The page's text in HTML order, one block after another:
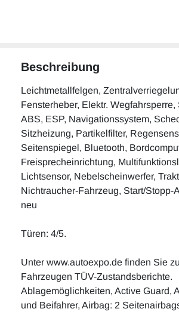
Beschreibung
Leichtmetallfelgen,
Fensterheber, Elektr.
ABS, ESP, Navigationssystem,
Sitzheizung, Partikelfilter,
Seitenspiegel, Bluetooth,
Freisprecheinrichtung,
Lichtsensor, Nebelscheinwerfer,
Nichtraucher-Fahrzeug, Start/Stopp-
neu
Türen: 4/5.
Unter www.autoexpo.de finden Sie
Fahrzeugen TÜV-Zustandsberichte.
Ablagemöglichkeiten, Active Guard,
und Beifahrer, Airbag: 2